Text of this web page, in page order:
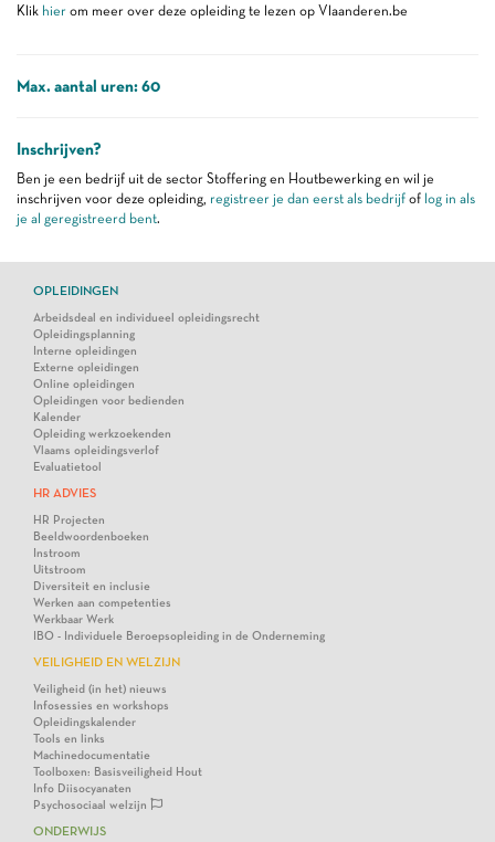
Klik hier om meer over deze opleiding te lezen op Vlaanderen.be
Max. aantal uren: 60
Inschrijven?
Ben je een bedrijf uit de sector Stoffering en Houtbewerking en wil je
inschrijven voor deze opleiding, registreer je dan eerst als bedrijf of log in als
je al geregistreerd bent.
OPLEIDINGEN
Arbeidsdeal en individueel opleidingsrecht
Opleidingsplanning
Interne opleidingen
Externe opleidingen
Online opleidingen
Opleidingen voor bedienden
Kalender
Opleiding werkzoekenden
Vlaams opleidingsverlof
Evaluatietool
HR ADVIES
HR Projecten
Beeldwoordenboeken
Instroom
Uitstroom
Diversiteit en inclusie
Werken aan competenties
Werkbaar Werk
IBO - Individuele Beroepsopleiding in de Onderneming
VEILIGHEID EN WELZIJN
Veiligheid (in het) nieuws
Infosessies en workshops
Opleidingskalender
Tools en links
Machinedocumentatie
Toolboxen: Basisveiligheid Hout
Info Diisocyanaten
Psychosociaal welzijn
ONDERWIJS